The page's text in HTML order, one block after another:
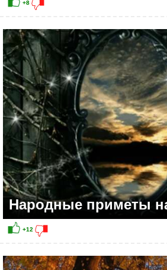
+15
Народные приметы